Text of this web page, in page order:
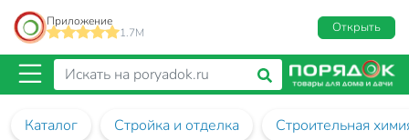
Приложение
1.7M
Открыть
Каталог Стройка и отделка Строительная